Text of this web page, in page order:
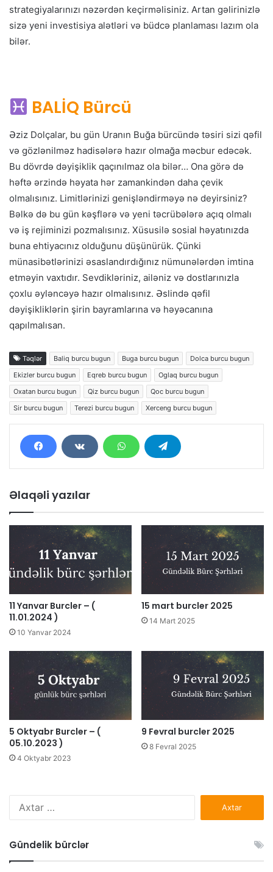
strategiyalarınızı nəzərdən keçirməlisiniz. Artan gəlirinizlə
sizə yeni investisiya alətləri və büdcə planlaması lazım ola
bilər.
BALİQ Bürcü
Əziz Dolçalar, bu gün Uranın Buğa bürcündə təsiri sizi qəfil
və gözlənilməz hadisələrə hazır olmağa məcbur edəcək.
Bu dövrdə dəyişiklik qaçınılmaz ola bilər… Ona görə də
həftə ərzində həyata hər zamankindən daha çevik
olmalısınız. Limitlərinizi genişləndirməyə nə deyirsiniz?
Bəlkə də bu gün kəşflərə və yeni təcrübələrə açıq olmalı
və iş rejiminizi pozmalısınız. Xüsusilə sosial həyatınızda
buna ehtiyacınız olduğunu düşünürük. Çünki
münasibətlərinizi əsaslandırdığınız nümunələrdən imtina
etməyin vaxtıdır. Sevdikləriniz, ailəniz və dostlarınızla
çoxlu əyləncəyə hazır olmalısınız. Əslində qəfil
dəyişikliklərin şirin bayramlarına və həyəcanına
qapılmalısan.
Təqlər Baliq burcu bugun Buga burcu bugun
Dolca burcu bugun
Ekizler burcu bugun
Eqreb burcu bugun
Oglaq burcu bugun
Oxatan burcu bugun
Qiz burcu bugun
Qoc burcu bugun
Sir burcu bugun
Terezi burcu bugun Xerceng burcu bugun
Əlaqəli yazılar
11 Yanvar Burcler – (
11.01.2024 )
10 Yanvar 2024
15 mart burcler 2025
14 Mart 2025
5 Oktyabr Burcler – (
05.10.2023 )
4 Oktyabr 2023
9 Fevral burcler 2025
8 Fevral 2025
Gündelik bürclər